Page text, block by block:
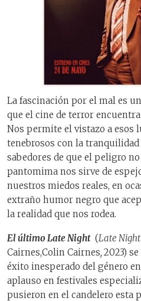
La fascinación por el mal es
que el cine de terror
Nos permite el vistazo a esos
tenebrosos con la tranquilidad
sabedores de que el peligro
pantomima nos sirve de
nuestros miedos reales, en
extraño humor negro que
la realidad que nos rodea.
El último Late Night(Late
Cairnes,Colin Cairnes, 2023)
éxito inesperado del género
aplauso en festivales
pusieron en el candelero esta